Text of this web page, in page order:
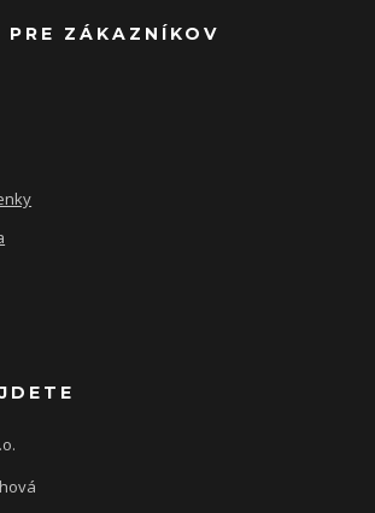
PRE ZÁKAZNÍKOV